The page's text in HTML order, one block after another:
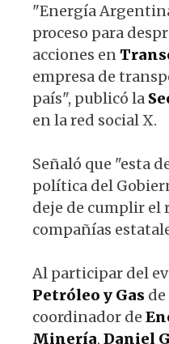
"Energía
proceso para
acciones en
empresa de
país", publicó la
en la red social X.
Señaló que "esta
política del
deje de cumplir el
compañías
Al participar del
Petróleo y Gas de
coordinador de
Minería, Daniel